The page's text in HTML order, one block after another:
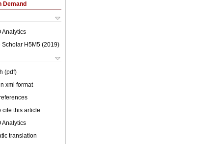
Demand
Analytics
Scholar H5M5 (2019)
(pdf)
xml format
cite this article
Analytics
translation